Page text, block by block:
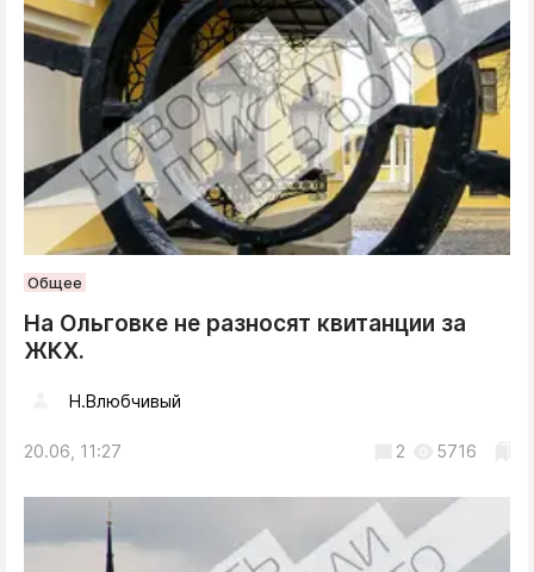
Общее
На Ольговке не разносят квитанции за
ЖКХ.
Н.Влюбчивый
20.06, 11:27 2 5716